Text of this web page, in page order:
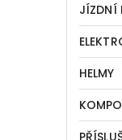
JÍZDNÍ
HELMY